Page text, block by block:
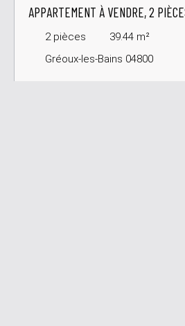
APPARTEMENT À VENDRE, 2
BAINS 04800
2 pièces 39.44 m²
Gréoux-les-Bains 04800